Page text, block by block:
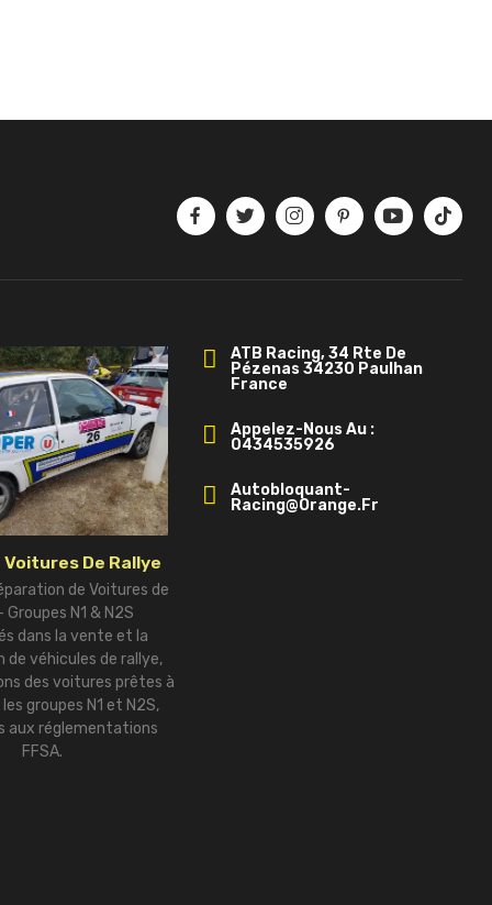
Voitures De Rallye
de Voitures de
Groupes N1 & N2S
dans la vente et la
de véhicules de rallye,
des voitures prêtes à
groupes N1 et N2S,
aux réglementations
FFSA.
ATB Racing, 34 Rte De
Pézenas 34230 Paulhan
France
Appelez-Nous Au :
0434535926
Autobloquant-
Racing@orange.fr